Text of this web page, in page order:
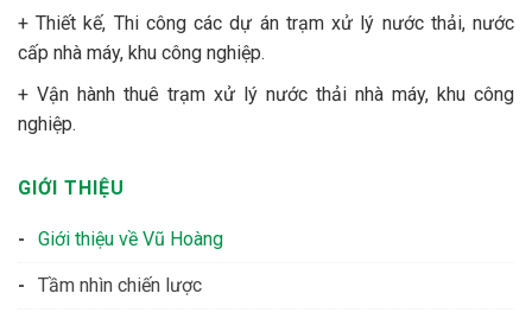
+ Thiết kế, Thi công các dự án trạm xử lý nước thải, nước
cấp nhà máy, khu công nghiệp.
+ Vận hành thuê trạm xử lý nước thải nhà máy, khu công
nghiệp.
GIỚI THIỆU
Giới thiệu về Vũ Hoàng
Tầm nhìn chiến lược